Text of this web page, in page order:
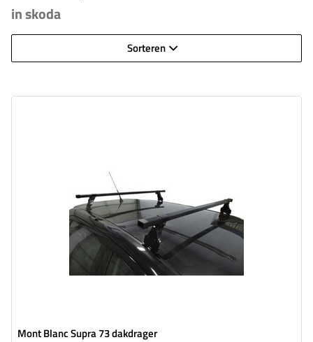
in skoda
Sorteren
Mont Blanc Supra 73 dakdrager